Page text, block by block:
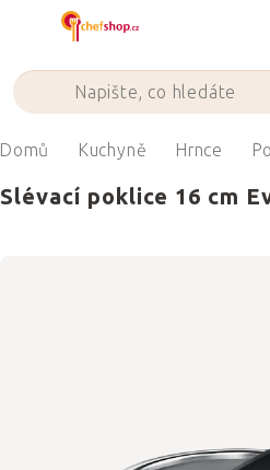
Domů Kuchyně Hrnce
Slévací poklice 16 cm